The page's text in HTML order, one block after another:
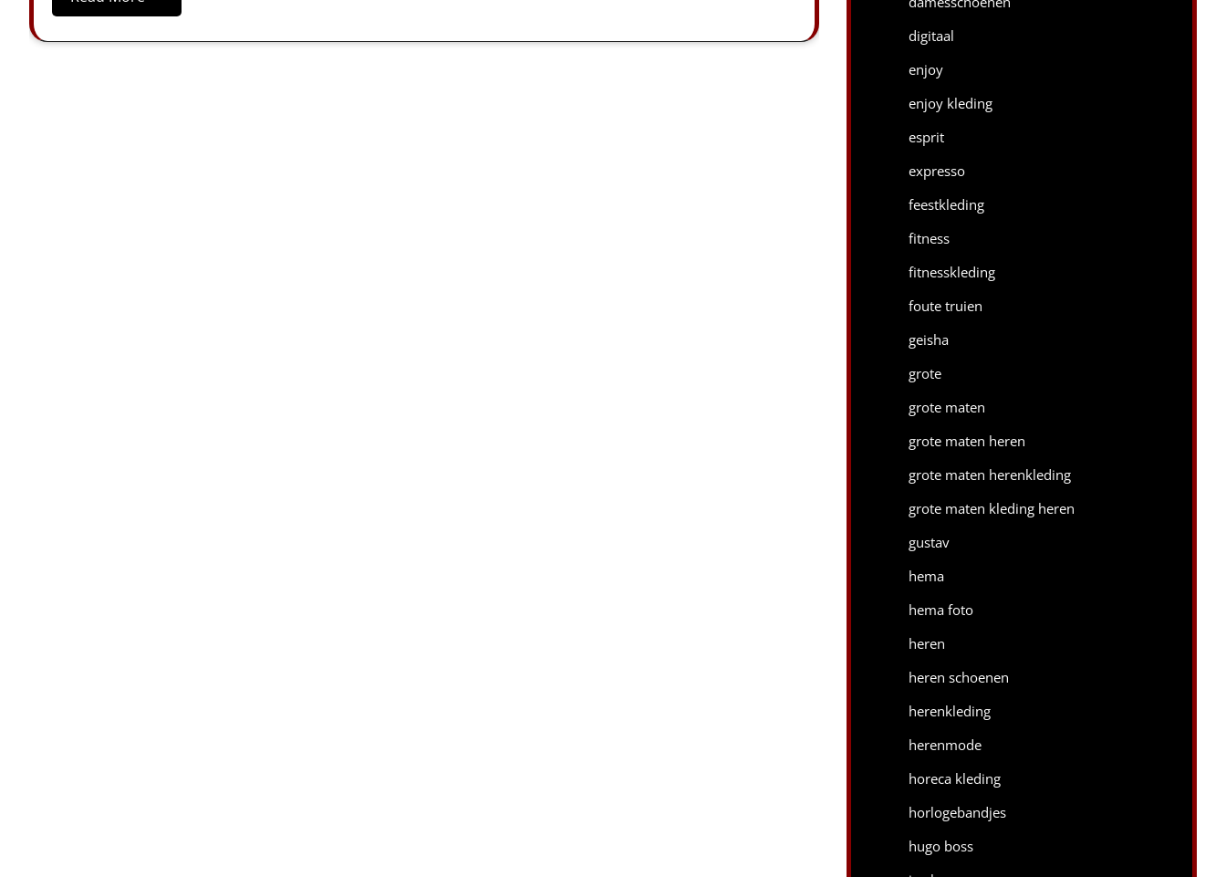
digitaal
enjoy
enjoy kleding
esprit
expresso
feestkleding
fitness
fitnesskleding
foute truien
geisha
grote
grote maten
grote maten heren
grote maten herenkleding
grote maten kleding heren
gustav
hema
hema foto
heren
heren schoenen
herenkleding
herenmode
horeca kleding
horlogebandjes
hugo boss